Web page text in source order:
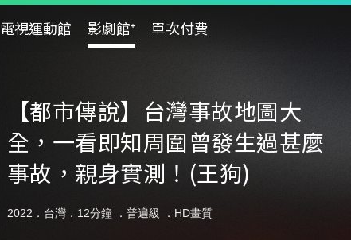
電視運動館 影劇館⁺ 單次付費
【都市傳說】台灣事故地圖大
全，一看即知周圍曾發生過甚麼
事故，親身實測！(王狗)
2022．台灣．12分鐘 ． 普遍級 ．HD畫質